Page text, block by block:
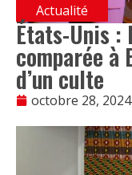
Actualité
États-Unis :
comparée à
d’un culte
octobre 28, 2024